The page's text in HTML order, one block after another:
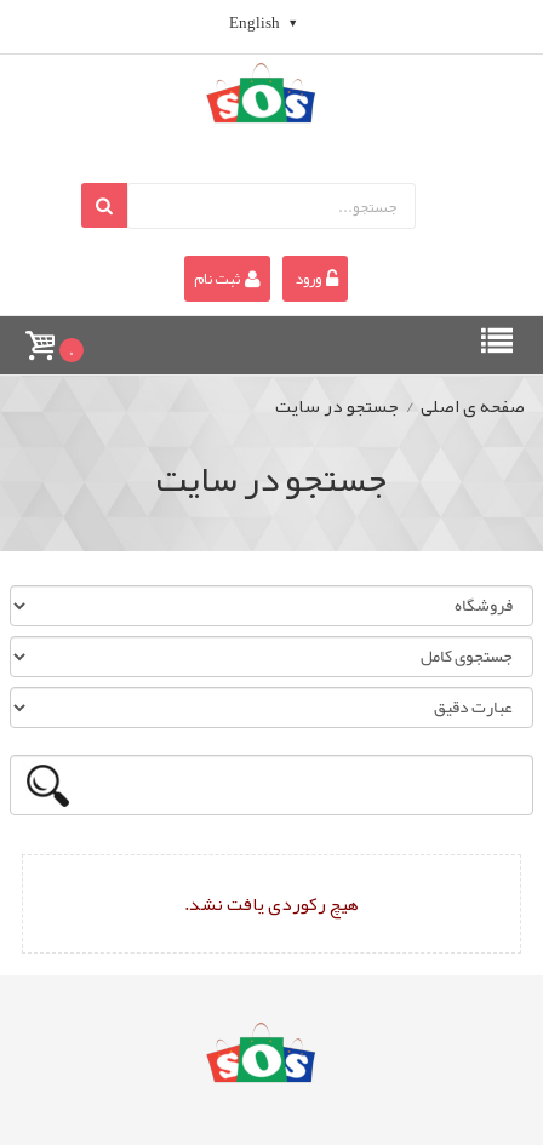
English
ورود ثبت نام
0
صفحه ی اصلی / جستجو در سایت
جستجو در سایت
هیچ رکوردی یافت نشد.